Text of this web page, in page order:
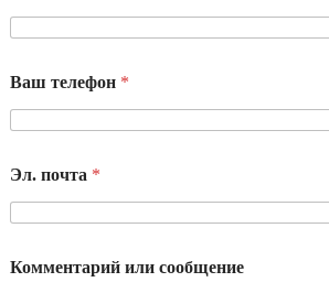
Ваш телефон *
Эл. почта *
Комментарий или сообщение